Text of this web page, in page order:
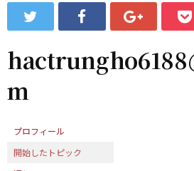
ッ
プ
フ
ォ
ム
m
プロフィール
開始したトピック